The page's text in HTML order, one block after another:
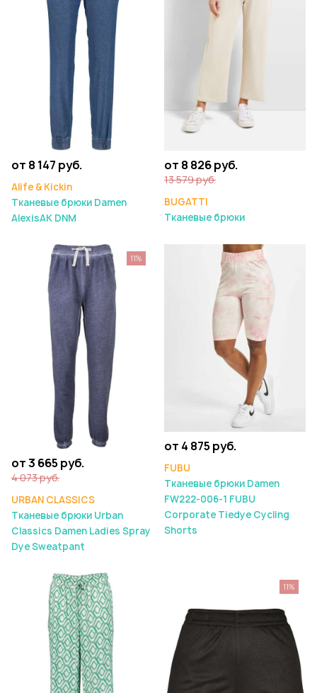
от 8 147 руб.
Alife & Kickin
Тканевые брюки Damen
AlexisAK DNM
от 8 826 руб.
13 579 руб.
BUGATTI
Тканевые брюки
от 3 665 руб.
4 073 руб.
URBAN CLASSICS
Тканевые брюки Urban
Classics Damen Ladies Spray
Dye Sweatpant
11%
от 4 875 руб.
FUBU
Тканевые брюки Damen
FW222-006-1 FUBU
Corporate Tiedye Cycling
Shorts
11%